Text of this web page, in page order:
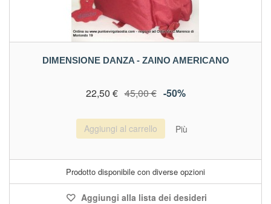
DIMENSIONE DANZA - ZAINO AMERICANO
22,50 € 45,00 € -50%
Aggiungi al carrello Più
Prodotto disponibile con diverse opzioni
Aggiungi alla lista dei desideri